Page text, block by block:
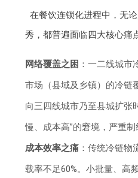
在餐饮连锁化进程中，无
秀，都普遍面临四大核心痛
网络覆盖之困 ：一二线城市
市场（县域及乡镇）的冷链
向三四线城市乃至县城扩张
慢、成本高”的窘境，严重制
成本效率之痛 ：传统冷链物
载率不足60%。小批量、高